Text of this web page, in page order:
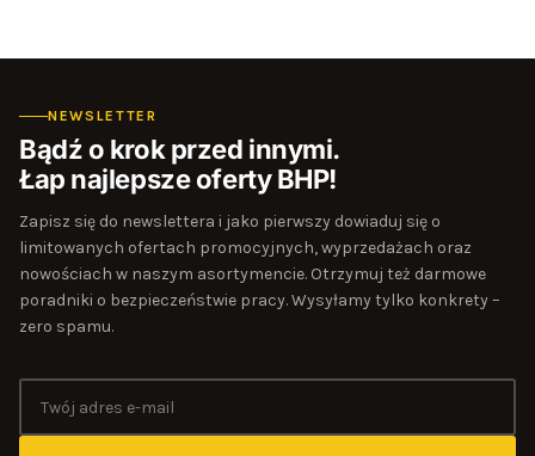
NEWSLETTER
Bądź o krok przed innymi.
Łap najlepsze oferty BHP!
Zapisz się do newslettera i jako pierwszy dowiaduj się o
limitowanych ofertach promocyjnych, wyprzedażach oraz
nowościach w naszym asortymencie. Otrzymuj też darmowe
poradniki o bezpieczeństwie pracy. Wysyłamy tylko konkrety –
zero spamu.